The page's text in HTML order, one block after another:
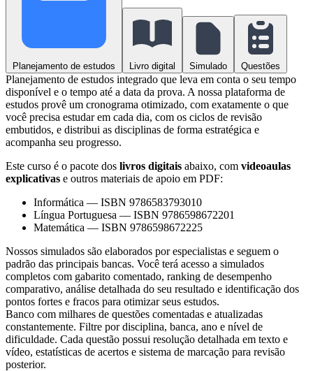
Planejamento de estudos Livro digital Simulado Questões
Planejamento de estudos integrado que leva em conta o seu tempo
disponível e o tempo até a data da prova. A nossa plataforma de
estudos provê um cronograma otimizado, com exatamente o que
você precisa estudar em cada dia, com os ciclos de revisão
embutidos, e distribui as disciplinas de forma estratégica e
acompanha seu progresso.
Este curso é o pacote dos livros digitais abaixo, com videoaulas
explicativas e outros materiais de apoio em PDF:
Informática — ISBN 9786583793010
Língua Portuguesa — ISBN 9786598672201
Matemática — ISBN 9786598672225
Nossos simulados são elaborados por especialistas e seguem o
padrão das principais bancas. Você terá acesso a simulados
completos com gabarito comentado, ranking de desempenho
comparativo, análise detalhada do seu resultado e identificação dos
pontos fortes e fracos para otimizar seus estudos.
Banco com milhares de questões comentadas e atualizadas
constantemente. Filtre por disciplina, banca, ano e nível de
dificuldade. Cada questão possui resolução detalhada em texto e
vídeo, estatísticas de acertos e sistema de marcação para revisão
posterior.